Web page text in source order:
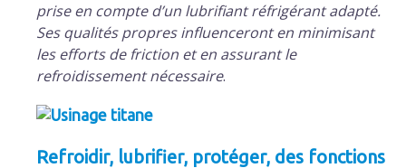
prise en compte d’un lubrifiant réfrigérant adapté.
Ses qualités propres influenceront en minimisant
les efforts de friction et en assurant le
refroidissement nécessaire.
Refroidir, lubrifier, protéger, des fonctions